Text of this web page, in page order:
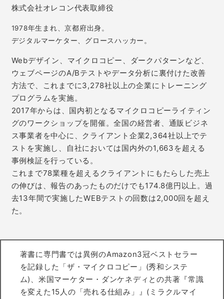
株式会社オレコン代表取締役
1978年生まれ、京都府出身。
デジタルマーケター、グロースハッカー。
Webデザイン、マイクロコピー、ダークパターンなど、
ウェブページのA/Bテストやデータ分析に裏付けた改善
方法で、これまでに3,278社以上の企業にトレーニング
プログラムを実施。
2017年からは、国内初となるマイクロコピーライティン
グのワークショップを開催。全国の経営者、通販ビジネ
ス事業者を中心に、クライアント企業2,364社以上でテ
ストを実施し、自社においては国内外の1,663を超える
事例検証を行っている。
これまで78業種を超えるクライアントにもたらした売上
の伸びは、報告のあったものだけでも174.8億円以上。過
去13年間で実施したWEBテストの回数は2,000回を超え
た。
著書に専門書では異例のAmazon3冠ベストセラー
を記録した「ザ・マイクロコピー」(秀和システ
ム)、米国マーケター・ダンケネディとの共著『常識
を変えた15人の「売れる仕組み」』(ミラクルマイ